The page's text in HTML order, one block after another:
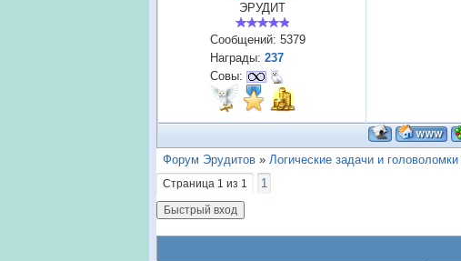
ЭРУДИТ
Сообщений: 5379
Награды: 237
Совы:
Форум Эрудитов » Логические задачи и головоломки
Страница 1 из 1
1